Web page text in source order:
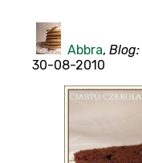
Abbra, Blog:
30-08-2010